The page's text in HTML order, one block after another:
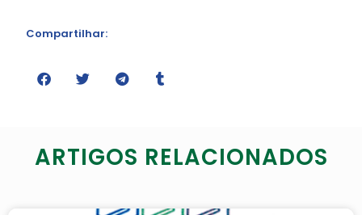
Compartilhar:
ARTIGOS RELACIONADOS